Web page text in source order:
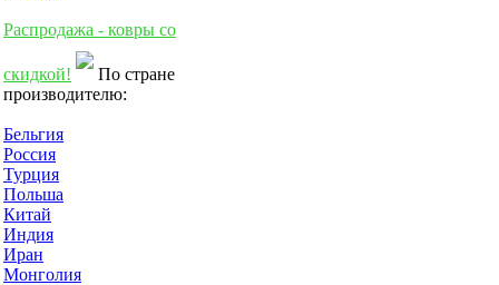
Распродажа - ковры со
скидкой!
По стране
производителю:
Бельгия
Россия
Турция
Польша
Китай
Индия
Иран
Монголия